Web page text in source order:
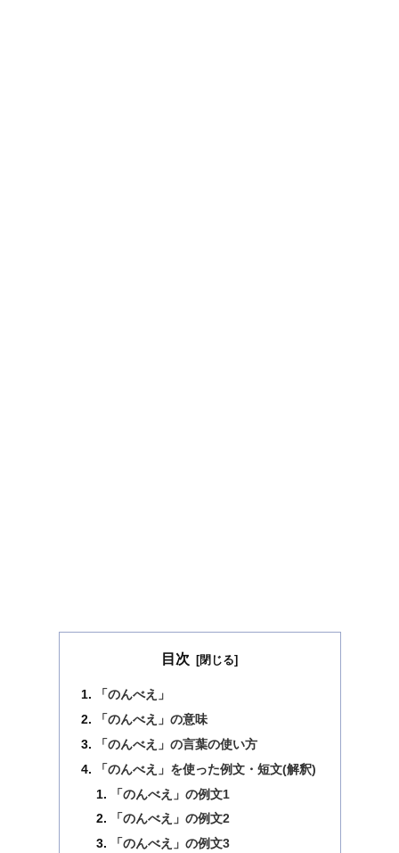
目次
「のんべえ」
「のんべえ」の意味
「のんべえ」の言葉の使い方
「のんべえ」を使った例文・短文(解釈)
「のんべえ」の例文1
「のんべえ」の例文2
「のんべえ」の例文3